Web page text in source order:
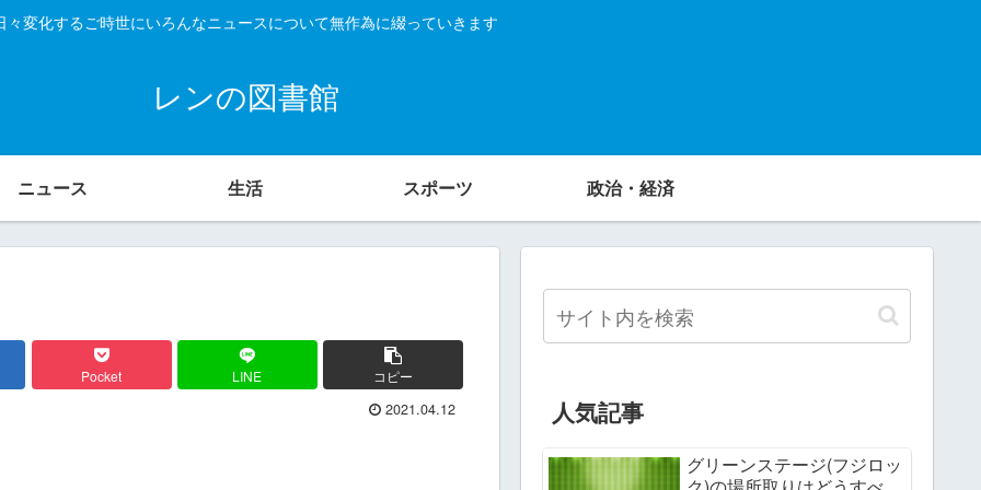
々変化するご時世にいろんなニュースについて無作為に綴っていきます
レンの図書館
ニュース 生活 スポーツ 政治・経済
Pocket LINE コピー
2021.04.12 人気記事
グリーンステージ(フジロッ